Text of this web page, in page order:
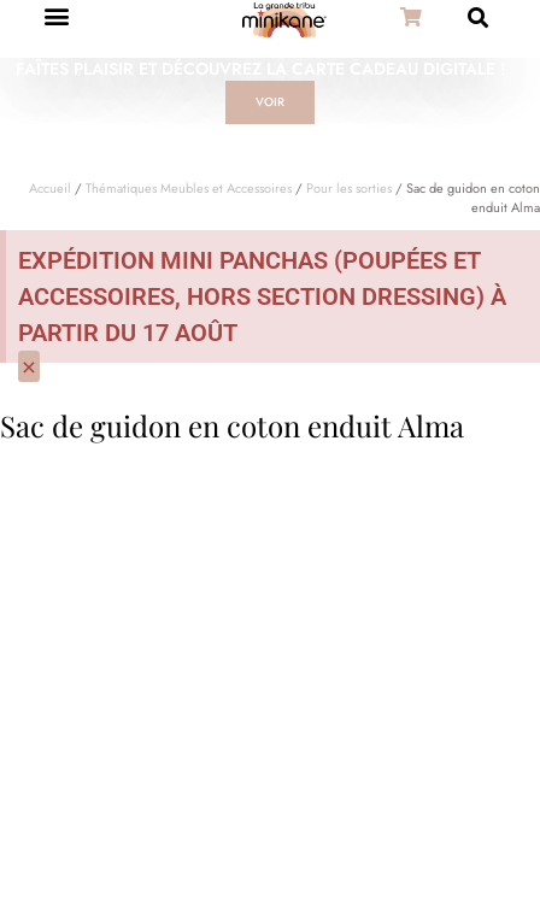
VOIR
Accueil /Thématiques Meubles et Accessoires / Pour les sorties / Sac de guidon en coton
enduit Alma
EXPÉDITION MINI PANCHAS (POUPÉES ET
ACCESSOIRES, HORS SECTION DRESSING) À
PARTIR DU 17 AOÛT
×
Sac de guidon en coton enduit Alma